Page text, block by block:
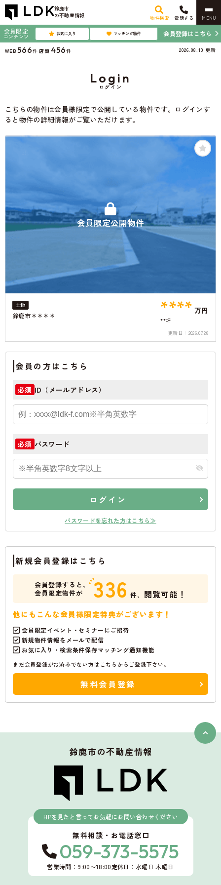
鈴鹿市
の不動産情報
物件検索 電話する MENU
会員限定
コンテンツ お気に入り マッチング物件 会員登録はこちら
WEB 566件 店頭 456件 2026.08.10 更新
ログイン
Login
こちらの物件は会員様限定で公開している物件です。ログインす
ると物件の詳細情報がご覧いただけます。
会員限定公開物件
土地
鈴鹿市＊＊＊＊ **** 万円
**坪
更新日： 2026.07.28
会員の方はこちら
必須 ID（メールアドレス）
必須 パスワード
ログイン
パスワードを忘れた方はこちら≫
新規会員登録はこちら
会員登録すると、
会員限定物件が
336 件、 閲覧可能！
他にもこんな会員様限定特典がございます！
会員限定イベント・セミナーにご招待
新規物件情報をメールで配信
お気に入り・検索条件保存マッチング通知機能
まだ会員登録がお済みでない方はこちらからご登録下さい。
無料会員登録
鈴鹿市の不動産情報
HPを見たと言ってお気軽にお問い合わせください
無料相談・お電話窓口
059-373-5575
営業時間：9:00〜18:00定休日：水曜日 木曜日